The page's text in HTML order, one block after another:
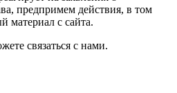
предпримем действия, в том
материал с сайта.
связаться с нами.